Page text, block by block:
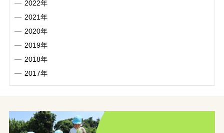
2022年
2021年
2020年
2019年
2018年
2017年